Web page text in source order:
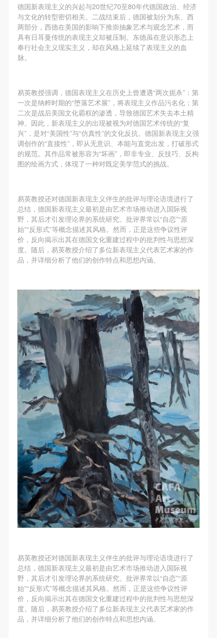
德国新表现主义的兴起与20世纪70至80年代德国政治、经济
与文化的转型密切相关。二战结束后，德国被划分为东、西
两部分，西德在美国的影响下推崇抽象艺术与观念艺术，而
具有日耳曼传统的表现主义却被压制。东德虽在意识形态上
奉行社会主义现实主义，却在风格上延续了表现主义的血
脉。
易英教授强调，德国表现主义在历史上曾遭遇“两次扼杀”：第
一次是纳粹时期的“堕落艺术展”，将表现主义作品污名化；第
二次是战后美国文化霸权的渗透，导致德国艺术失去本土精
神。因此，新表现主义的出现被视为对德国艺术传统的“复
兴”，是对“美国性”与“仿真性”的文化反抗。德国新表现主义强
调创作的“直接性”，即从无意识、本能与直觉出发，打破形式
的规范。其作品常被形容为“坏画”，即非专业、反技巧、反构
图的绘画方式，体现了一种对既定美学范式的挑战。
易英教授还对德国新表现主义伴生的批评与理论语境进行了
总结，德国新表现主义最初是由艺术市场推动进入国际视
野，其后才引发理论界的系统研究。批评界常以“自恋”“原
始”“反形式”等概念描述其风格。然而，正是这些争议性评
价，反向揭示出其在德国文化重建过程中的批判性与思想深
度。随后，易英教授介绍了多位新表现主义代表艺术家的作
品，并详细分析了他们的创作特点和思想内涵。
易英教授还对德国新表现主义伴生的批评与理论语境进行了
总结，德国新表现主义最初是由艺术市场推动进入国际视
野，其后才引发理论界的系统研究。批评界常以“自恋”“原
始”“反形式”等概念描述其风格。然而，正是这些争议性评
价，反向揭示出其在德国文化重建过程中的批判性与思想深
度。随后，易英教授介绍了多位新表现主义代表艺术家的作
品，并详细分析了他们的创作特点和思想内涵。
容包括：①中央美术学院美术馆②中央美术学院校园
内○3由中央美术学院公共教育部策划或执行的一切活
动。
（2）、使用形式 用于中央美术学院图书出版、销售
附带光盘及宣传资料。
使用肖像的媒介限于不损害甲方肖像权的任何媒介
（如杂志、网络等）。
三、肖像权使用期限
永久使用。
四、许可使用费用
带有甲方肖像作品的拍摄费用由乙方承担。
费用。
附则
（1）、本协议未尽事宜，经双方友好协商后可作为
本协议的补充协议，并不得违反相关法律法规规定。
（2）、本协议自甲乙双方签字（盖章）、勾选之日
起生效。
份，甲乙双方各执一份，均具有同等法律效力。
活动参与者意味着接受并承担本协议的全部义务，未
同意者意味着放弃参加此次活动的权利。凡参加这次
活动前，必须事先与自己的家属沟通，取得家属同
意，同时知晓并同意本免责声明。参加者签名/勾选
后，视作其家属也已知晓并同意。
我已认真阅读上述条款，并且同意。
容包括：①中央美术学院美术馆②中央美术学院校园
内○3由中央美术学院公共教育部策划或执行的一切活
动。
（2）、使用形式 用于中央美术学院图书出版、销售
附带光盘及宣传资料。
使用肖像的媒介限于不损害甲方肖像权的任何媒介
（如杂志、网络等）。
三、肖像权使用期限
永久使用。
四、许可使用费用
带有甲方肖像作品的拍摄费用由乙方承担。
费用。
附则
（1）、本协议未尽事宜，经双方友好协商后可作为
本协议的补充协议，并不得违反相关法律法规规定。
（2）、本协议自甲乙双方签字（盖章）、勾选之日
起生效。
份，甲乙双方各执一份，均具有同等法律效力。
活动参与者意味着接受并承担本协议的全部义务，未
同意者意味着放弃参加此次活动的权利。凡参加这次
活动前，必须事先与自己的家属沟通，取得家属同
意，同时知晓并同意本免责声明。参加者签名/勾选
后，视作其家属也已知晓并同意。
我已认真阅读上述条款，并且同意。
容包括：①中央美术学院美术馆②中央美术学院校园
内○3由中央美术学院公共教育部策划或执行的一切活
动。
（2）、使用形式 用于中央美术学院图书出版、销售
附带光盘及宣传资料。
使用肖像的媒介限于不损害甲方肖像权的任何媒介
（如杂志、网络等）。
三、肖像权使用期限
永久使用。
四、许可使用费用
带有甲方肖像作品的拍摄费用由乙方承担。
费用。
附则
（1）、本协议未尽事宜，经双方友好协商后可作为
本协议的补充协议，并不得违反相关法律法规规定。
（2）、本协议自甲乙双方签字（盖章）、勾选之日
起生效。
份，甲乙双方各执一份，均具有同等法律效力。
活动参与者意味着接受并承担本协议的全部义务，未
同意者意味着放弃参加此次活动的权利。凡参加这次
活动前，必须事先与自己的家属沟通，取得家属同
意，同时知晓并同意本免责声明。参加者签名/勾选
后，视作其家属也已知晓并同意。
我已认真阅读上述条款，并且同意。